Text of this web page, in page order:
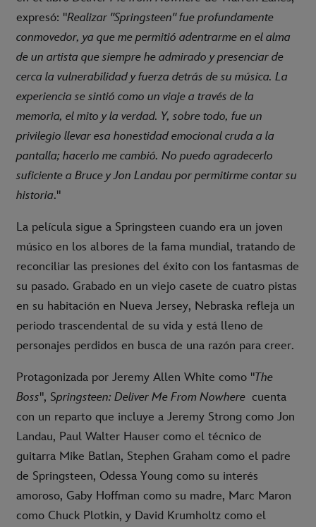
expresó: "Realizar "Springsteen" fue profundamente
conmovedor, ya que me permitió adentrarme en el alma
de un artista que siempre he admirado y presenciar de
cerca la vulnerabilidad y fuerza detrás de su música. La
experiencia se sintió como un viaje a través de la
memoria, el mito y la verdad. Y, sobre todo, fue un
privilegio llevar esa honestidad emocional cruda a la
pantalla; hacerlo me cambió. No puedo agradecerlo
suficiente a Bruce y Jon Landau por permitirme contar su
historia."
La película sigue a Springsteen cuando era un joven
músico en los albores de la fama mundial, tratando de
reconciliar las presiones del éxito con los fantasmas de
su pasado. Grabado en un viejo casete de cuatro pistas
en su habitación en Nueva Jersey, Nebraska refleja un
periodo trascendental de su vida y está lleno de
personajes perdidos en busca de una razón para creer.
Protagonizada por Jeremy Allen White como "The
Boss", Springsteen: Deliver Me From Nowhere cuenta
con un reparto que incluye a Jeremy Strong como Jon
Landau, Paul Walter Hauser como el técnico de
guitarra Mike Batlan, Stephen Graham como el padre
de Springsteen, Odessa Young como su interés
amoroso, Gaby Hoffman como su madre, Marc Maron
como Chuck Plotkin, y David Krumholtz como el